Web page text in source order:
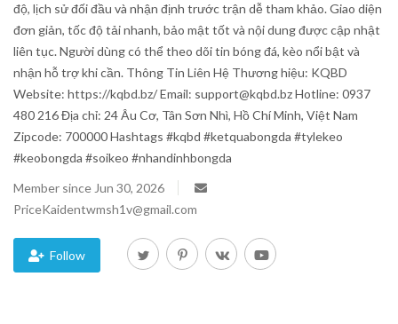
Blog
Trending
Fashion
Sitemap
News
Business
độ, lịch sử đối đầu và nhận định trước trận dễ tham khảo. Giao diện
đơn giản, tốc độ tải nhanh, bảo mật tốt và nội dung được cập nhật
liên tục. Người dùng có thể theo dõi tin bóng đá, kèo nổi bật và
nhận hỗ trợ khi cần. Thông Tin Liên Hệ Thương hiệu: KQBD
Website: https://kqbd.bz/ Email: support@kqbd.bz Hotline: 0937
480 216 Địa chỉ: 24 Âu Cơ, Tân Sơn Nhì, Hồ Chí Minh, Việt Nam
Zipcode: 700000 Hashtags #kqbd #ketquabongda #tylekeo
#keobongda #soikeo #nhandinhbongda
Member since Jun 30, 2026
PriceKaidentwmsh1v@gmail.com
Follow